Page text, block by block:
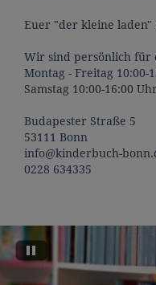
Euer "der kleine laden"
Wir sind persönlich für
Montag - Freitag 10:00-
Samstag 10:00-16:00 Uhr
Budapester Straße 5
53111 Bonn
info@kinderbuch-
0228 634335